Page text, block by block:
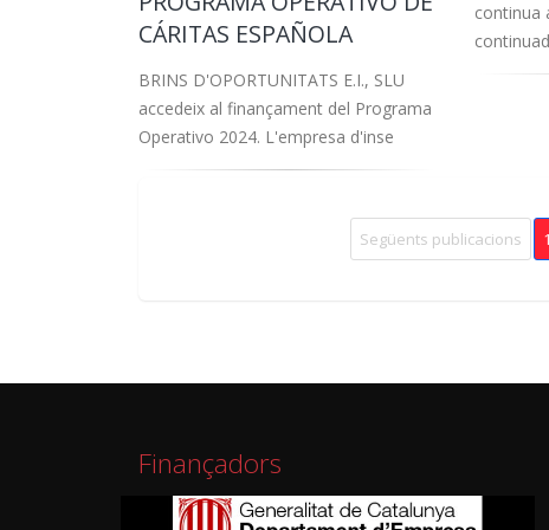
continua
CÁRITAS ESPAÑOLA
BRINS D'OPORTUNITATS E.I., SLU
accedeix al finançament del Programa
Operativo 2024. L'empresa d'inse
Següents publicacions 1
Finançadors